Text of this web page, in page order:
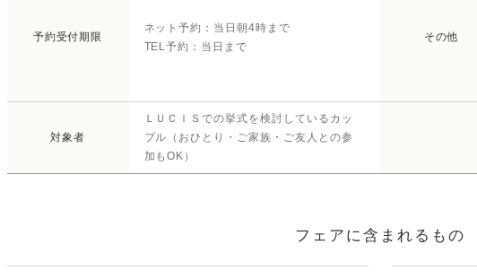
予約受付期限
ネット予約：当日朝4時まで
TEL予約：当日まで
その他
対象者
ＬＵＣＩＳでの挙式を検討しているカッ
プル（おひとり・ご家族・ご友人との参
加もOK）
フェアに含まれるもの